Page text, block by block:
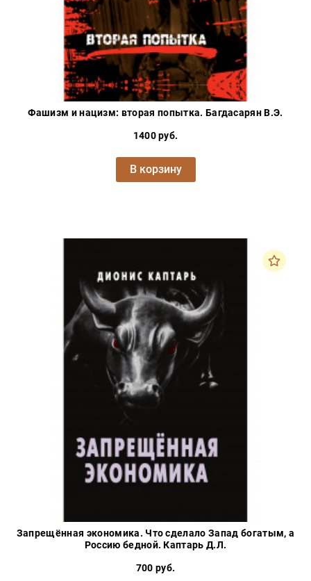
Фашизм и нацизм: вторая попытка. Багдасарян В.Э.
1400 руб.
В корзину
Запрещённая экономика. Что сделало Запад богатым, а
Россию бедной. Каптарь Д.Л.
700 руб.